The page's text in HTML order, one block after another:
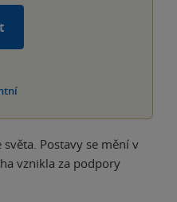
Postavy se mění v
vznikla za podpory